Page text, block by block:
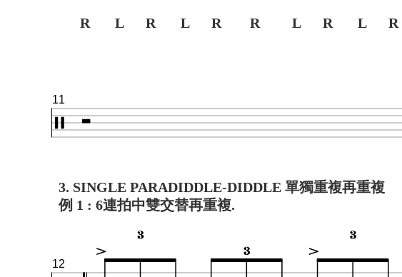
R L R L R R L R L
3. SINGLE PARADIDDLE-DIDDLE 單獨重複再重複
例 1 : 6連拍中雙交替再重複.
11
12